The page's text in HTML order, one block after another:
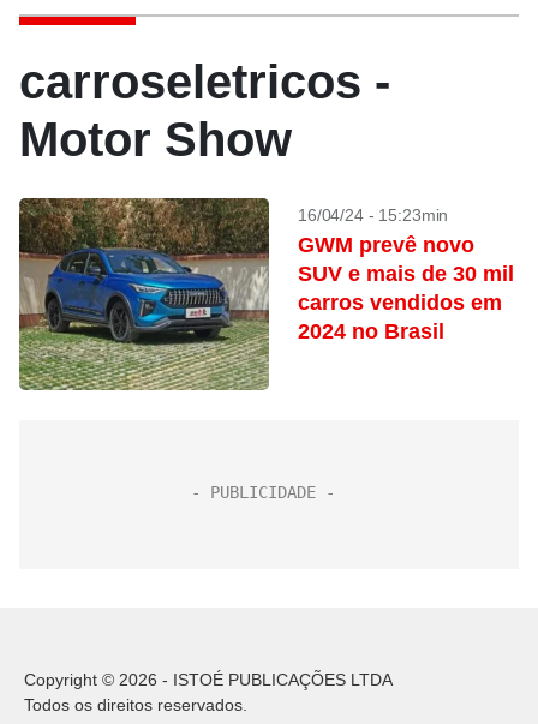
carroseletricos -
Motor Show
16/04/24 - 15:23min
GWM prevê novo
SUV e mais de 30 mil
carros vendidos em
2024 no Brasil
Copyright © 2026 - ISTOÉ PUBLICAÇÕES LTDA
Todos os direitos reservados.